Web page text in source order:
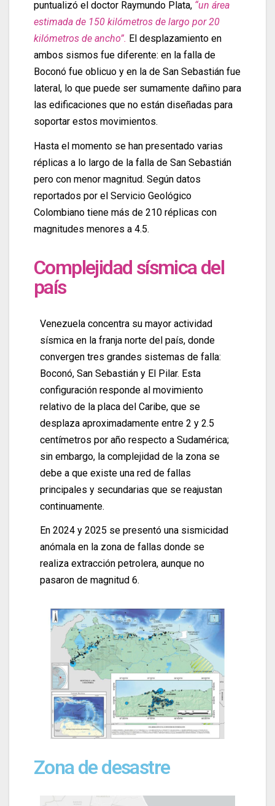
puntualizó el doctor Raymundo Plata, “un área
estimada de 150 kilómetros de largo por 20
kilómetros de ancho”. El desplazamiento en
ambos sismos fue diferente: en la falla de
Boconó fue oblicuo y en la de San Sebastián fue
lateral, lo que puede ser sumamente dañino para
las edificaciones que no están diseñadas para
soportar estos movimientos.
Hasta el momento se han presentado varias
réplicas a lo largo de la falla de San Sebastián
pero con menor magnitud. Según datos
reportados por el Servicio Geológico
Colombiano tiene más de 210 réplicas con
magnitudes menores a 4.5.
Complejidad sísmica del
país
Venezuela concentra su mayor actividad
sísmica en la franja norte del país, donde
convergen tres grandes sistemas de falla:
Boconó, San Sebastián y El Pilar. Esta
configuración responde al movimiento
relativo de la placa del Caribe, que se
desplaza aproximadamente entre 2 y 2.5
centímetros por año respecto a Sudamérica;
sin embargo, la complejidad de la zona se
debe a que existe una red de fallas
principales y secundarias que se reajustan
continuamente.
En 2024 y 2025 se presentó una sismicidad
anómala en la zona de fallas donde se
realiza extracción petrolera, aunque no
pasaron de magnitud 6.
Zona de desastre